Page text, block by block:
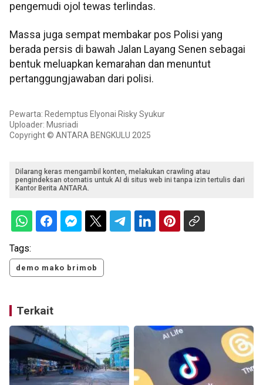
pengemudi ojol tewas terlindas.
Massa juga sempat membakar pos Polisi yang
berada persis di bawah Jalan Layang Senen sebagai
bentuk meluapkan kemarahan dan menuntut
pertanggungjawaban dari polisi.
Pewarta: Redemptus Elyonai Risky Syukur
Uploader: Musriadi
Copyright © ANTARA BENGKULU 2025
Dilarang keras mengambil konten, melakukan crawling atau
pengindeksan otomatis untuk AI di situs web ini tanpa izin tertulis dari
Kantor Berita ANTARA.
Tags:
demo mako brimob
Terkait